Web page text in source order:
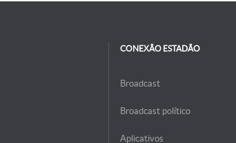
CONEXÃO ESTADÃO
Broadcast
Broadcast político
Aplicativos